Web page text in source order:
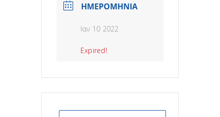
ΗΜΕΡΟΜΗΝΙΑ
Ιαν 10 2022
Expired!